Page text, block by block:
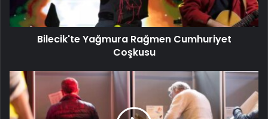
Bilecik'te Yağmura Rağmen Cumhuriyet
Coşkusu